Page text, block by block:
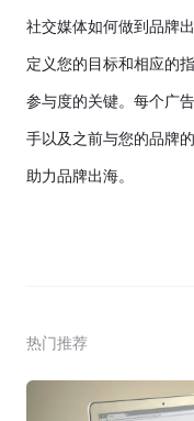
社交媒体如何做到品牌
定义您的目标和相应的
参与度的关键。每个广
手以及之前与您的品牌
助力品牌出海。
热门推荐